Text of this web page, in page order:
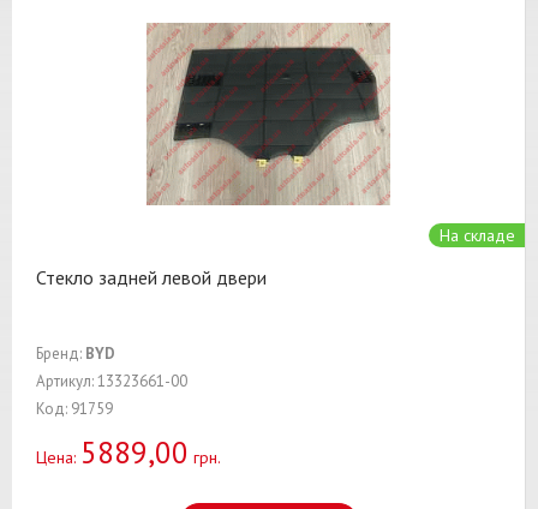
На складе
Стекло задней левой двери
Бренд: BYD
Артикул: 13323661-00
Код: 91759
Цена: 5889,00 грн.